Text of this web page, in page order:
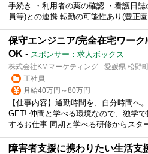
手続き ・利用者の薬の確認 ・看護日
員等)との連携 転勤の可能性あり(豊正
保守エンジニア/完全在宅ワー
OK - スポンサー：求人ボックス
株式会社KMマーケティング - 愛媛県 松野
正社員
月給40万円～80万円
【仕事内容】通勤時間を、自分時間へ
GET! 仲間と学べる環境なので、独学
するお仕事 同期と学べる研修からスタ
障害者支援に携わりたい生活支